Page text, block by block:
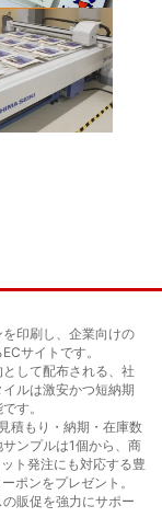
印刷し、企業向けの
サイトです。
して配布される、社
ルは激安かつ短納期
す。
積もり・納期・在庫数
ンプルは1個から、商
ト発注にも対応する豊
ポンをプレゼント。
販促を強力にサポー